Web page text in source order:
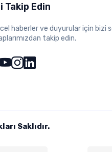
Takip Edin
haberler ve duyurular için bizi
takip edin.
Saklıdır.